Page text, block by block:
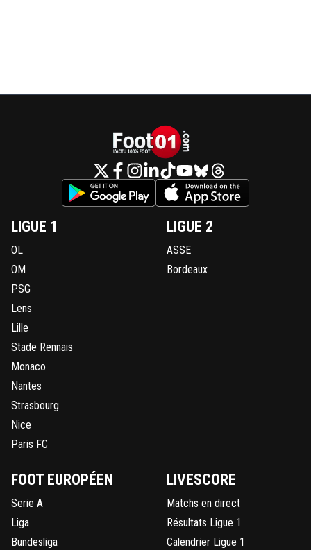
LIGUE 1
OL
OM
PSG
Lens
Lille
Stade Rennais
Monaco
Nantes
Strasbourg
Nice
Paris FC
LIGUE 2
ASSE
Bordeaux
FOOT EUROPÉEN
Serie A
Liga
Bundesliga
LIVESCORE
Matchs en direct
Résultats Ligue 1
Calendrier Ligue 1